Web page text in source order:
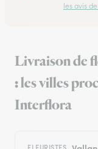
les avis
Livraison de
: les villes
Interflora